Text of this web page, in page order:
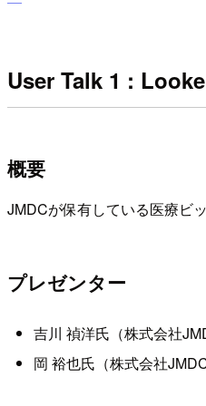
User Talk 1 :
概要
JMDCが保有している医療ビ
プレゼンター
吉川 禎洋氏（株式会社
岡 裕也氏（株式会社JMDC